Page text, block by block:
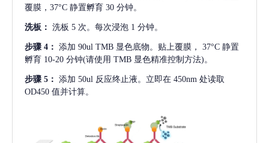
覆膜，37°C 静置孵育 30 分钟。
洗板： 洗板 5 次。每次浸泡 1 分钟。
步骤 4： 添加 90ul TMB 显色底物。贴上覆膜， 37°C 静置
孵育 10-20 分钟(请使用 TMB 显色精准控制方法)。
步骤 5： 添加 50ul 反应终止液。立即在 450nm 处读取
OD450 值并计算。